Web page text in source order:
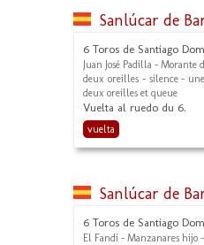
Sanlúcar de
6 Toros de Santiago
Juan José Padilla - Morante
deux oreilles - silence -
deux oreilles et queue
Vuelta al ruedo du 6.
vuelta
Sanlúcar de
6 Toros de Santiago
El Fandi - Manzanares hijo